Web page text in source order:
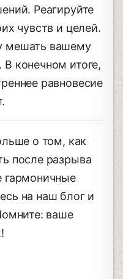
Реагируйте
чувств и целей.
мешать вашему
конечном итоге,
равновесие
о том, как
после разрыва
гармоничные
на наш блог и
ваше